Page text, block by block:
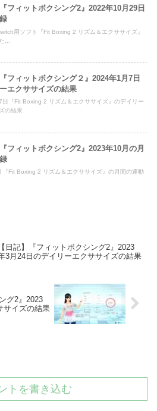
『フィットボクシング2』2022年10月29日
用ソフト『Fit Boxing 2 リズム＆エクササイズ』
...
『フィットボクシング２』2024年1月7日
エクササイズの結果
『Fit Boxing 2 リズム＆エクササイズ』のデイリー
の結果
『フィットボクシング2』2023年10月の月
Fit Boxing 2 リズム＆エクササイズ』の月間の運動
【日記】『フィットボクシング2』2023
3月24日のデイリーエクササイズの結果
グ2』2023
サイズの結果
トを書き込む